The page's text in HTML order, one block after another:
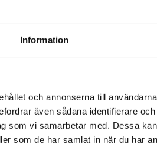
Information
och annonserna till
även sådana identifierare
som vi samarbetar med. Dessa
som de har samlat in när du har